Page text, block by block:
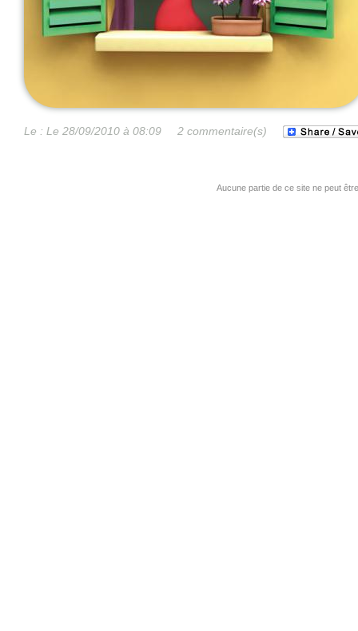
Le : Le 28/09/2010 à 08:09 2 commentaire(s)
Aucune partie de ce site ne peut